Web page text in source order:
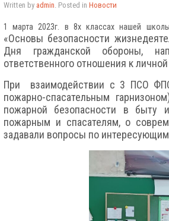
Written by admin. Posted in Новости
1 марта 2023г. в 8х классах нашей
«Основы безопасности
Дня гражданской обороны,
ответственного отношения к
При взаимодействии с 3 ПСО
пожарно-спасательным
пожарной безопасности в быту
пожарным и спасателям, о
задавали вопросы по